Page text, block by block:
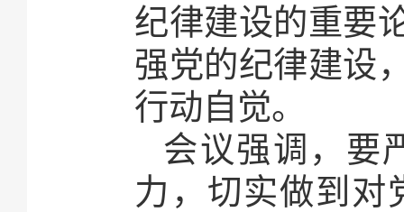
纪律建设的重要
强党的纪律建设
行动自觉。
会议强调，要
力，切实做到对